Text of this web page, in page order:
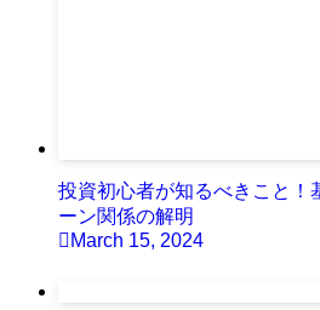
投資初心者が知るべきこと！
ーン関係の解明
March 15, 2024